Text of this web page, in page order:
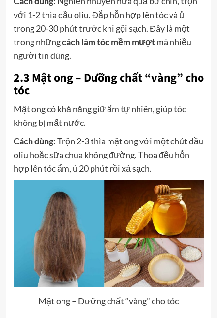
với 1-2 thìa dầu oliu. Đắp hỗn hợp lên tóc và ủ
trong 20-30 phút trước khi gội sạch. Đây là một
trong nhữngcách làm tóc mềm mượtmà nhiều
người tin dùng.
2.3 Mật ong – Dưỡng chất “vàng” cho
tóc
Mật ong có khả năng giữ ẩm tự nhiên, giúp tóc
không bị mất nước.
Cách dùng:Trộn 2-3 thìa mật ong với một chút dầu
oliu hoặc sữa chua không đường. Thoa đều hỗn
hợp lên tóc ẩm, ủ 20 phút rồi xả sạch.
Mật ong – Dưỡng chất “vàng” cho tóc